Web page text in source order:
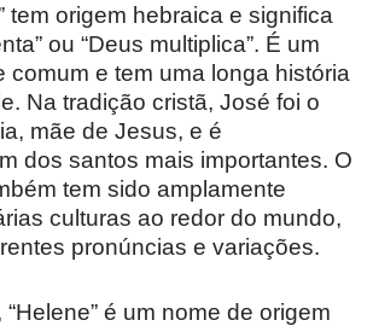
tem origem hebraica e significa
ou “Deus multiplica”. É um
comum e tem uma longa história
Na tradição cristã, José foi o
mãe de Jesus, e é
dos santos mais importantes. O
tem sido amplamente
culturas ao redor do mundo,
pronúncias e variações.
é um nome de origem